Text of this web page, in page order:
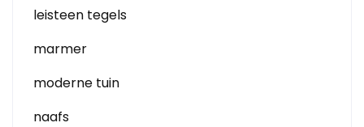
leisteen tegels
marmer
moderne tuin
naafs